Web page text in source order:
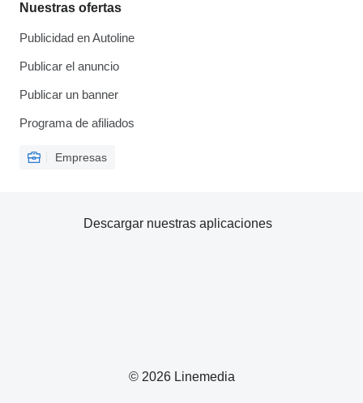
Nuestras ofertas
Publicidad en Autoline
Publicar el anuncio
Publicar un banner
Programa de afiliados
Empresas
© 2026 Linemedia
Descargar nuestras aplicaciones